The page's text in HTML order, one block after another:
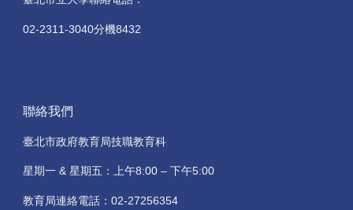
02-2311-3040分機8432
聯絡我們
臺北市政府教育局技職教育科
星期一 & 星期五：上午8:00 – 下午5:00
教育局連絡電話：02-27256354